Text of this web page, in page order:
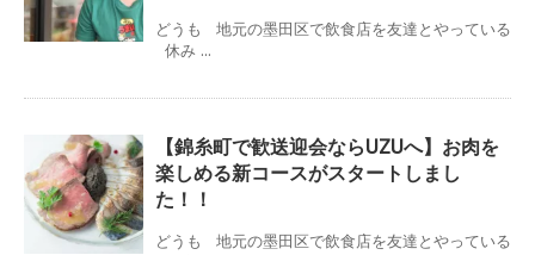
どうも 地元の墨田区で飲食店を友達とやっている
休み ...
【錦糸町で歓送迎会ならUZUへ】お肉を
楽しめる新コースがスタートしまし
た！！
どうも 地元の墨田区で飲食店を友達とやっている